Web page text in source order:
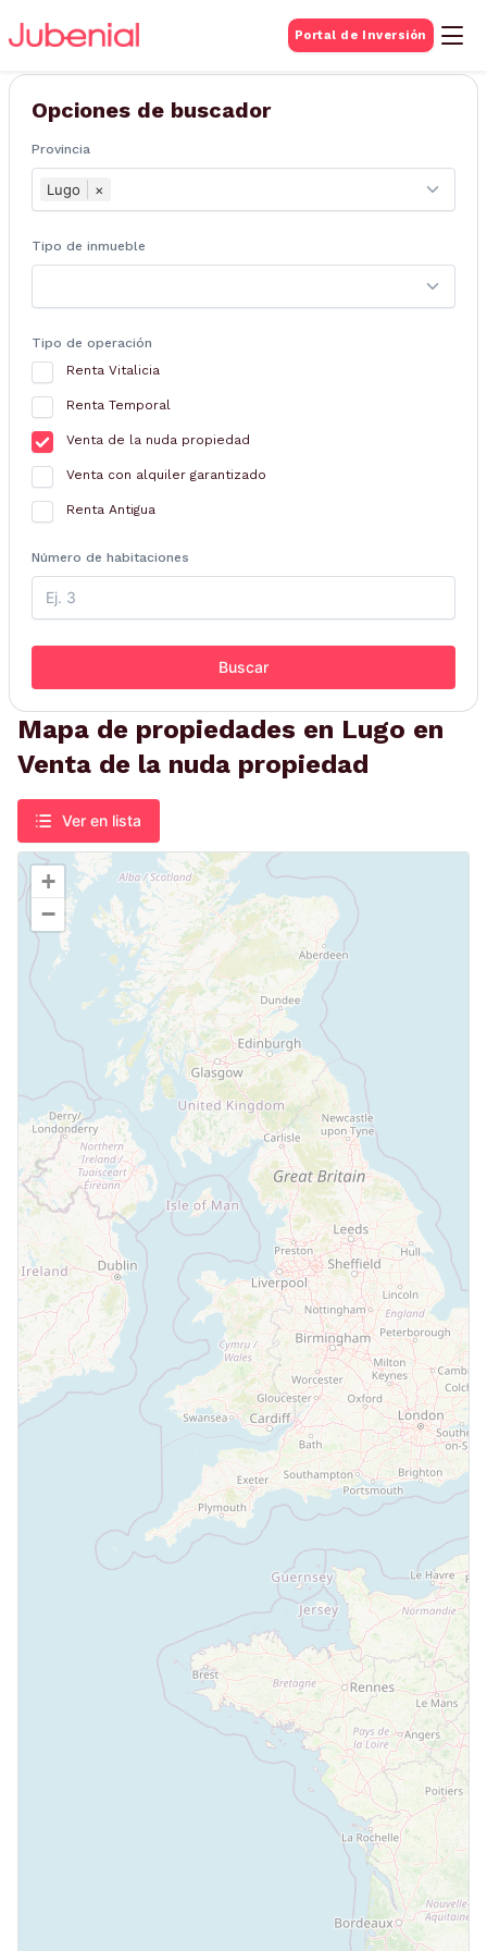
Portal de Inversión
BUSQUEDA DE
Inmuebles
Opciones de buscador
Provincia
Lugo ×
Tipo de inmueble
Tipo de operación
Renta Vitalicia
Renta Temporal
Venta de la nuda propiedad
Venta con alquiler garantizado
Renta Antigua
Número de habitaciones
Buscar
Mapa de propiedades en Lugo en
Venta de la nuda propiedad
Ver en lista
+
−